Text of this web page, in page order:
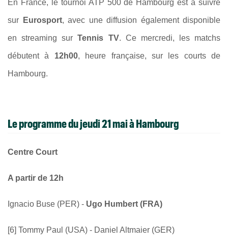
En France, le tournoi ATP 500 de Hambourg est à suivre
sur Eurosport, avec une diffusion également disponible
en streaming surTennis TV. Ce mercredi, les matchs
débutent à 12h00, heure française, sur les courts de
Hambourg.
Le programme du jeudi 21 mai à Hambourg
Centre Court
A partir de 12h
Ignacio Buse (PER) - Ugo Humbert (FRA)
[6] Tommy Paul (USA) - Daniel Altmaier (GER)